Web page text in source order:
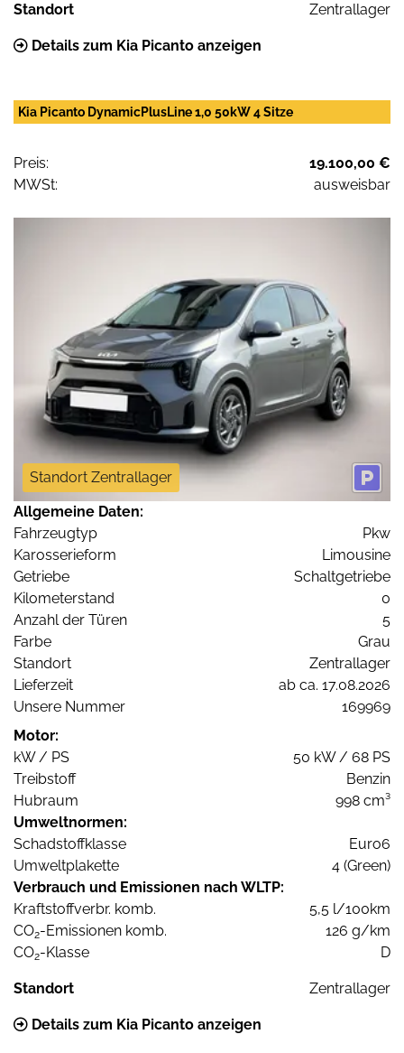
Standort Zentrallager
Details zum Kia Picanto anzeigen
Kia Picanto DynamicPlusLine 1,0 50kW 4 Sitze
Preis:
19.100,00 €
MWSt:
ausweisbar
Standort Zentrallager
Allgemeine Daten:
Fahrzeugtyp
Pkw
Karosserieform
Limousine
Getriebe
Schaltgetriebe
Kilometerstand
0
Anzahl der Türen
5
Farbe
Grau
Standort
Zentrallager
Lieferzeit
ab ca. 17.08.2026
Unsere Nummer
169969
Motor:
kW / PS
50 kW / 68 PS
Treibstoff
Benzin
Hubraum
998 cm³
Umweltnormen:
Schadstoffklasse
Euro6
Umweltplakette
4 (Green)
Verbrauch und Emissionen nach WLTP:
Kraftstoffverbr. komb.
5,5 l/100km
CO2-Emissionen komb.
126 g/km
CO2-Klasse D
Standort Zentrallager
Details zum Kia Picanto anzeigen